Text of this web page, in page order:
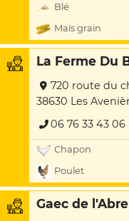
Blé
Maïs grain
La Ferme Du
720 route du
38630 Les
06 76 33 43 06
Chapon
Poulet
Gaec de